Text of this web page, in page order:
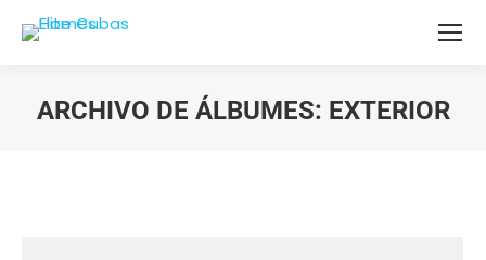
ARCHIVO DE ÁLBUMES: EXTERIOR